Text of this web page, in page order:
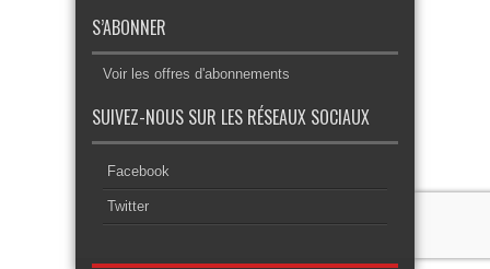
S’ABONNER
Voir les offres d'abonnements
SUIVEZ-NOUS SUR LES RÉSEAUX SOCIAUX
Facebook
Twitter